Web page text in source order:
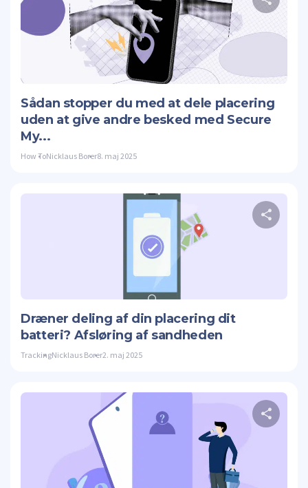
Sådan stopper du med at dele placering
uden at give andre besked med Secure
My...
How ToNicklaus Borer8. maj 2025
Dræner deling af din placering dit
batteri? Afsløring af sandheden
TrackingNicklaus Borer2. maj 2025